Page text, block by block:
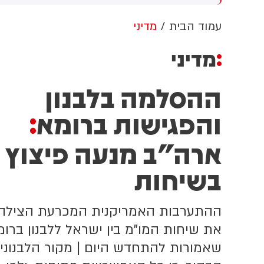
עמוד הבית מדיני
מדיני
ההסלמה בלבנון
והפגישות ברומא:
ארה"ב מנעה פיצוץ
בשיחות
ההתערבות האמריקנית המכרעת
את שיחות המו"מ בין ישראל ללבנון
שאמורות להתחדש היום | מקור הלבנוני